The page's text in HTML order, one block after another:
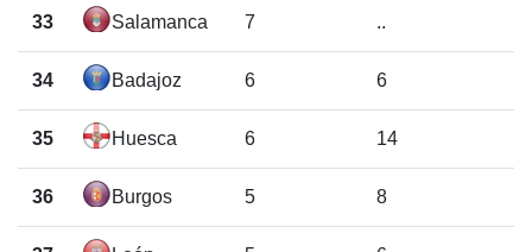
33 Salamanca 7 ..
34 Badajoz 6 6
35 Huesca 6 14
36 Burgos 5 8